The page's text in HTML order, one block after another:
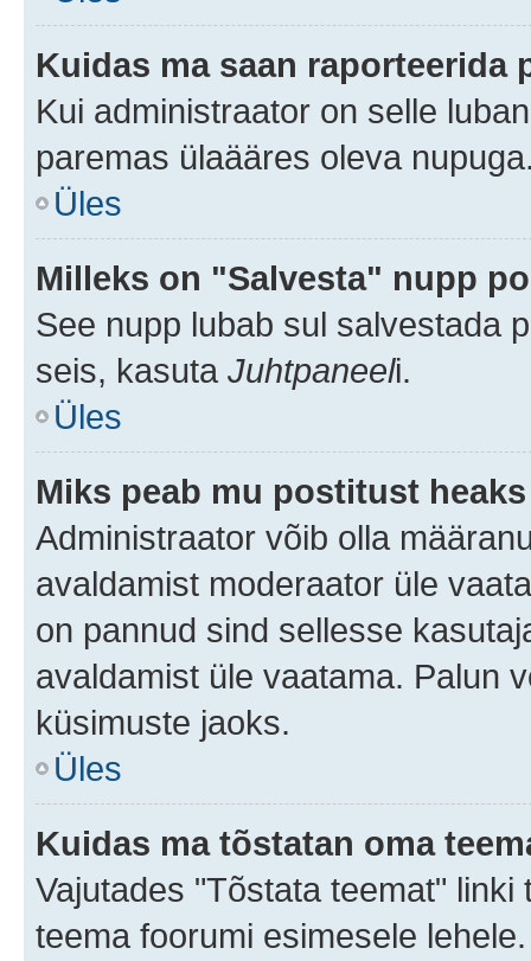
Kuidas ma saan raporteerida
Kui administraator on selle
paremas ülaääres oleva
Üles
Milleks on "Salvesta" nupp
See nupp lubab sul salvestada
seis, kasuta Juhtpaneeli.
Üles
Miks peab mu postitust
Administraator võib olla
avaldamist moderaator üle
on pannud sind sellesse
avaldamist üle vaatama. Palun
küsimuste jaoks.
Üles
Kuidas ma tõstatan oma
Vajutades "Tõstata teemat"
teema foorumi esimesele